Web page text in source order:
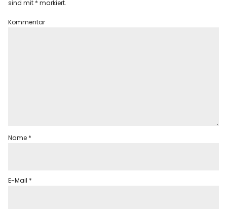
sind mit * markiert.
Kommentar
Name *
E-Mail *